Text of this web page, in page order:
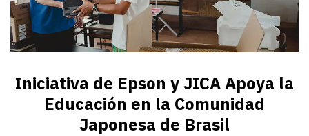
Iniciativa de Epson y JICA Apoya la
Educación en la Comunidad
Japonesa de Brasil